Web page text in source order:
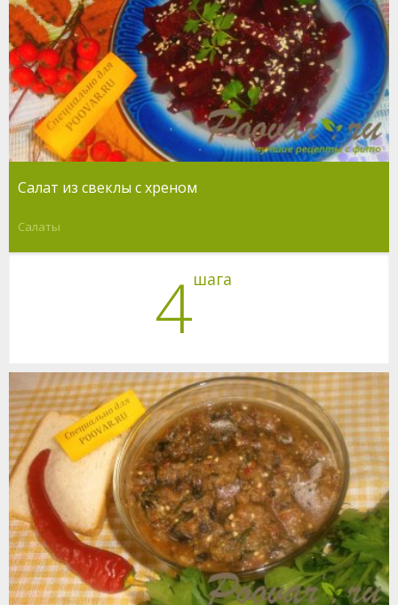
Салат из свеклы с хреном
Салаты
4шага